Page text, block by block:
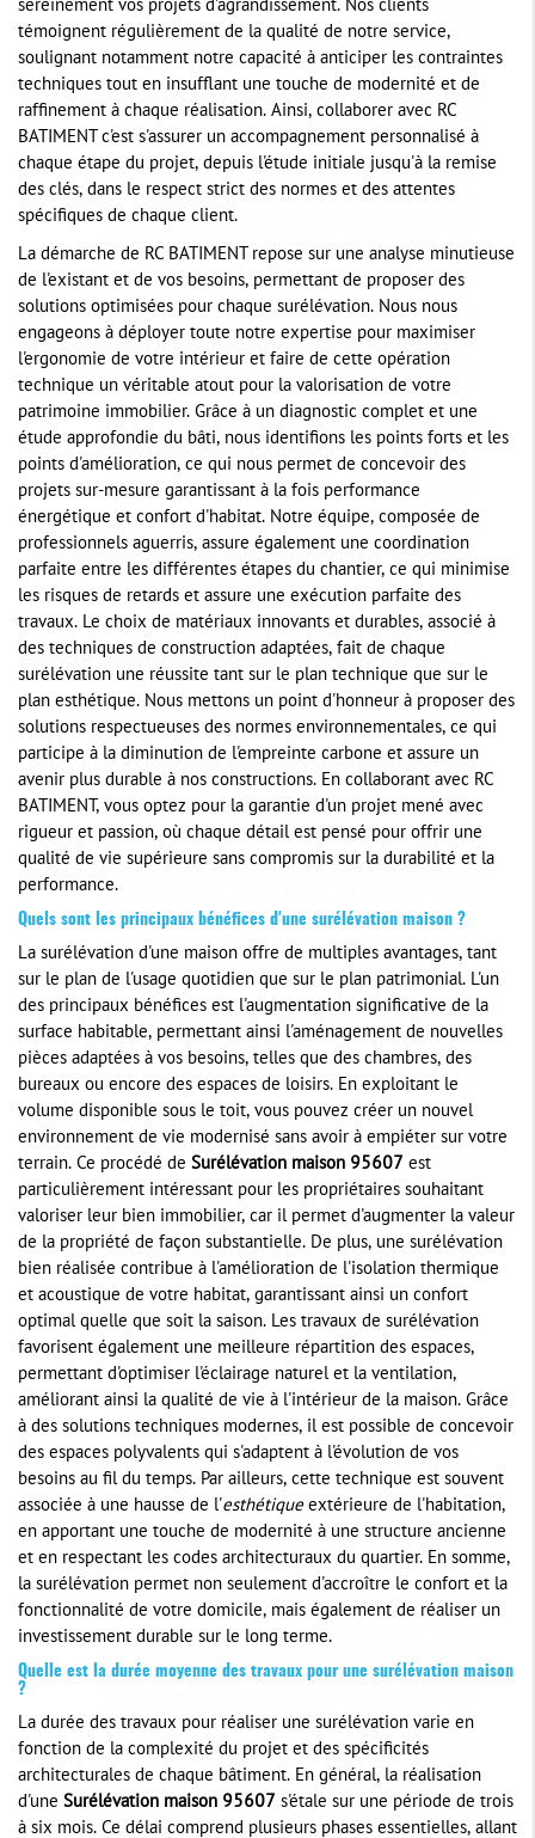
sereinement vos projets d'agrandissement. Nos clients
témoignent régulièrement de la qualité de notre service,
soulignant notamment notre capacité à anticiper les contraintes
techniques tout en insufflant une touche de modernité et de
raffinement à chaque réalisation. Ainsi, collaborer avec RC
BATIMENT c'est s'assurer un accompagnement personnalisé à
chaque étape du projet, depuis l'étude initiale jusqu'à la remise
des clés, dans le respect strict des normes et des attentes
spécifiques de chaque client.
La démarche de RC BATIMENT repose sur une analyse minutieuse
de l'existant et de vos besoins, permettant de proposer des
solutions optimisées pour chaque surélévation. Nous nous
engageons à déployer toute notre expertise pour maximiser
l'ergonomie de votre intérieur et faire de cette opération
technique un véritable atout pour la valorisation de votre
patrimoine immobilier. Grâce à un diagnostic complet et une
étude approfondie du bâti, nous identifions les points forts et les
points d'amélioration, ce qui nous permet de concevoir des
projets sur-mesure garantissant à la fois performance
énergétique et confort d'habitat. Notre équipe, composée de
professionnels aguerris, assure également une coordination
parfaite entre les différentes étapes du chantier, ce qui minimise
les risques de retards et assure une exécution parfaite des
travaux. Le choix de matériaux innovants et durables, associé à
des techniques de construction adaptées, fait de chaque
surélévation une réussite tant sur le plan technique que sur le
plan esthétique. Nous mettons un point d'honneur à proposer des
solutions respectueuses des normes environnementales, ce qui
participe à la diminution de l'empreinte carbone et assure un
avenir plus durable à nos constructions. En collaborant avec RC
BATIMENT, vous optez pour la garantie d'un projet mené avec
rigueur et passion, où chaque détail est pensé pour offrir une
qualité de vie supérieure sans compromis sur la durabilité et la
performance.
Quels sont les principaux bénéfices d'une surélévation maison ?
La surélévation d'une maison offre de multiples avantages, tant
sur le plan de l'usage quotidien que sur le plan patrimonial. L'un
des principaux bénéfices est l'augmentation significative de la
surface habitable, permettant ainsi l'aménagement de nouvelles
pièces adaptées à vos besoins, telles que des chambres, des
bureaux ou encore des espaces de loisirs. En exploitant le
volume disponible sous le toit, vous pouvez créer un nouvel
environnement de vie modernisé sans avoir à empiéter sur votre
terrain. Ce procédé de Surélévation maison 95607 est
particulièrement intéressant pour les propriétaires souhaitant
valoriser leur bien immobilier, car il permet d'augmenter la valeur
de la propriété de façon substantielle. De plus, une surélévation
bien réalisée contribue à l'amélioration de l'isolation thermique
et acoustique de votre habitat, garantissant ainsi un confort
optimal quelle que soit la saison. Les travaux de surélévation
favorisent également une meilleure répartition des espaces,
permettant d'optimiser l'éclairage naturel et la ventilation,
améliorant ainsi la qualité de vie à l'intérieur de la maison. Grâce
à des solutions techniques modernes, il est possible de concevoir
des espaces polyvalents qui s'adaptent à l'évolution de vos
besoins au fil du temps. Par ailleurs, cette technique est souvent
associée à une hausse de l'esthétiqueextérieure de l'habitation,
en apportant une touche de modernité à une structure ancienne
et en respectant les codes architecturaux du quartier. En somme,
la surélévation permet non seulement d'accroître le confort et la
fonctionnalité de votre domicile, mais également de réaliser un
investissement durable sur le long terme.
Quelle est la durée moyenne des travaux pour une surélévation maison
?
La durée des travaux pour réaliser une surélévation varie en
fonction de la complexité du projet et des spécificités
architecturales de chaque bâtiment. En général, la réalisation
d'une Surélévation maison 95607 s'étale sur une période de trois
à six mois. Ce délai comprend plusieurs phases essentielles, allant